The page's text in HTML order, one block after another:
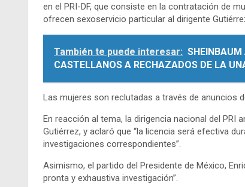
en el PRI-DF, que consiste en la contratación de
ofrecen sexoservicio particular al dirigente
También te puede interesar: SHEINBAUM
CASTELLANOS A RECHAZADOS DE LA
Las mujeres son reclutadas a través de anuncios
En reacción al tema, la dirigencia nacional del PRI
Gutiérrez, y aclaró que “la licencia será efectiva
investigaciones correspondientes”.
Asimismo, el partido del Presidente de México,
pronta y exhaustiva investigación”.